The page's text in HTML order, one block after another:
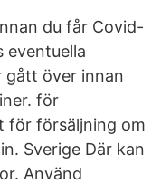
du får Covid-
eventuella
gått över innan
för
för försäljning om
Sverige Där kan
Använd